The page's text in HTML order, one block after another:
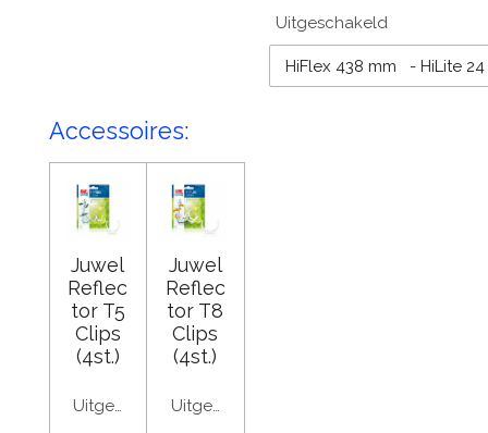
Uitgeschakeld
Accessoires:
Juwel
Reflec
tor T5
Clips
(4st.)
Uitgeschakeld
Juwel
Reflec
tor T8
Clips
(4st.)
Uitgeschakeld